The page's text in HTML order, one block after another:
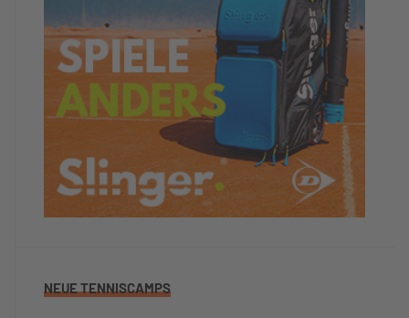
NEUE TENNISCAMPS